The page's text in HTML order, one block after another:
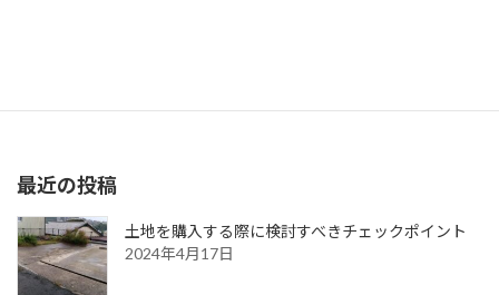
最近の投稿
土地を購入する際に検討すべきチェックポイント
2024年4月17日